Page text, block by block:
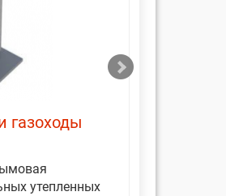
газоходы
утепленных